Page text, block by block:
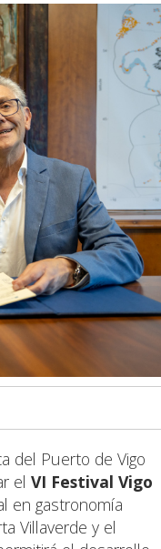
del Puerto de Vigo
el VI Festival Vigo
en gastronomía
Villaverde y el